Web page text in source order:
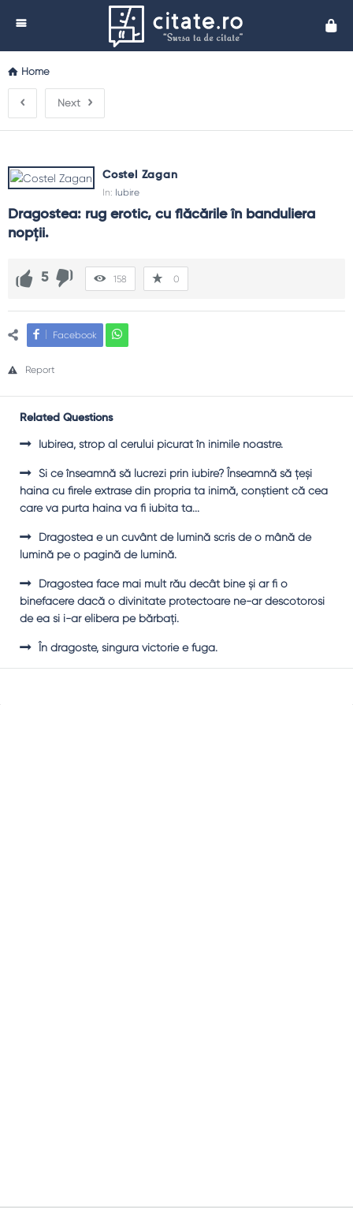
Home
Next
Costel Zagan
In: Iubire
Dragostea: rug erotic, cu flăcările în banduliera
nopţii.
5 158 0
Facebook
Report
Related Questions
Iubirea, strop al cerului picurat în inimile noastre.
Şi ce înseamnă să lucrezi prin iubire? Înseamnă să ţeşi
haina cu firele extrase din propria ta inimă, conştient că cea
care va purta haina va fi iubita ta...
Dragostea e un cuvânt de lumină scris de o mână de
lumină pe o pagină de lumină.
Dragostea face mai mult rău decât bine şi ar fi o
binefacere dacă o divinitate protectoare ne-ar descotorosi
de ea si i-ar elibera pe bărbaţi.
În dragoste, singura victorie e fuga.